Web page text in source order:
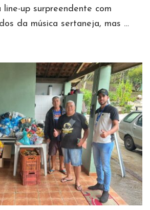
line-up surpreendente com
da música sertaneja, mas …